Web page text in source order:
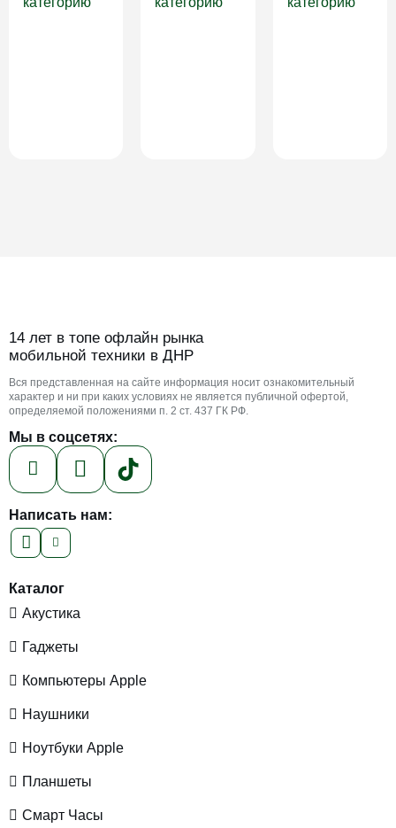
14 лет в топе офлайн рынка
мобильной техники в ДНР
Вся представленная на сайте информация носит ознакомительный
характер и ни при каких условиях не является публичной офертой,
определяемой положениями п. 2 ст. 437 ГК РФ.
Мы в соцсетях:
Написать нам:
Каталог
Акустика
Гаджеты
Компьютеры Apple
Наушники
Ноутбуки Apple
Планшеты
Смарт Часы